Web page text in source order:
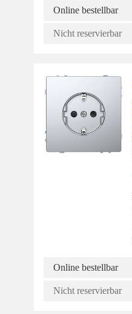
Online bestellbar
Nicht reservierbar
Online bestellbar
Nicht reservierbar